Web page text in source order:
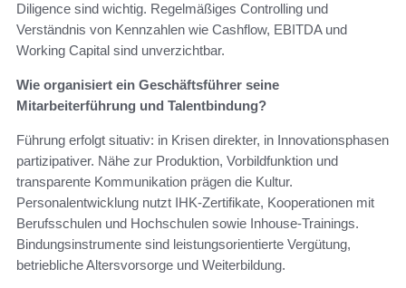
Diligence sind wichtig. Regelmäßiges Controlling und
Verständnis von Kennzahlen wie Cashflow, EBITDA und
Working Capital sind unverzichtbar.
Wie organisiert ein Geschäftsführer seine
Mitarbeiterführung und Talentbindung?
Führung erfolgt situativ: in Krisen direkter, in Innovationsphasen
partizipativer. Nähe zur Produktion, Vorbildfunktion und
transparente Kommunikation prägen die Kultur.
Personalentwicklung nutzt IHK-Zertifikate, Kooperationen mit
Berufsschulen und Hochschulen sowie Inhouse-Trainings.
Bindungsinstrumente sind leistungsorientierte Vergütung,
betriebliche Altersvorsorge und Weiterbildung.